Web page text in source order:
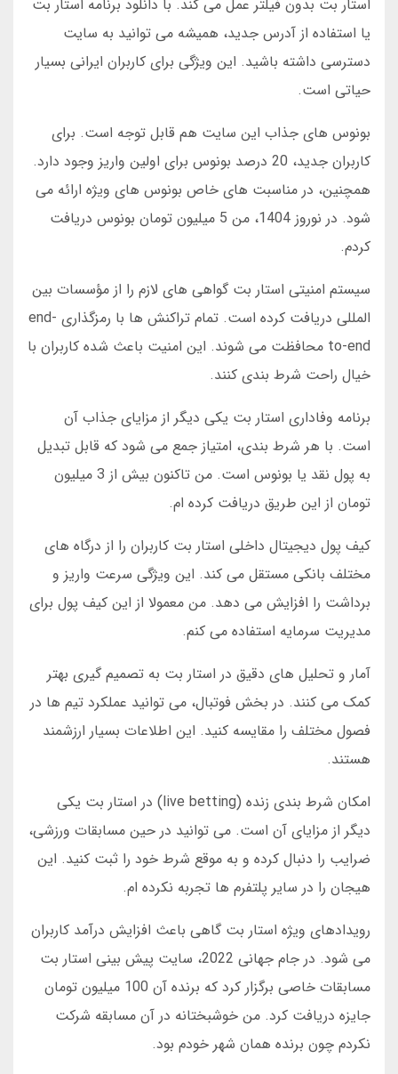
استار بت بدون فیلتر عمل می کند. با دانلود برنامه استار بت
یا استفاده از آدرس جدید، همیشه می توانید به سایت
دسترسی داشته باشید. این ویژگی برای کاربران ایرانی بسیار
حیاتی است.
بونوس های جذاب این سایت هم قابل توجه است. برای
کاربران جدید، 20 درصد بونوس برای اولین واریز وجود دارد.
همچنین، در مناسبت های خاص بونوس های ویژه ارائه می
شود. در نوروز 1404، من 5 میلیون تومان بونوس دریافت
کردم.
سیستم امنیتی استار بت گواهی های لازم را از مؤسسات بین
المللی دریافت کرده است. تمام تراکنش ها با رمزگذاری end-
to-end محافظت می شوند. این امنیت باعث شده کاربران با
خیال راحت شرط بندی کنند.
برنامه وفاداری استار بت یکی دیگر از مزایای جذاب آن
است. با هر شرط بندی، امتیاز جمع می شود که قابل تبدیل
به پول نقد یا بونوس است. من تاکنون بیش از 3 میلیون
تومان از این طریق دریافت کرده ام.
کیف پول دیجیتال داخلی استار بت کاربران را از درگاه های
مختلف بانکی مستقل می کند. این ویژگی سرعت واریز و
برداشت را افزایش می دهد. من معمولا از این کیف پول برای
مدیریت سرمایه استفاده می کنم.
آمار و تحلیل های دقیق در استار بت به تصمیم گیری بهتر
کمک می کنند. در بخش فوتبال، می توانید عملکرد تیم ها در
فصول مختلف را مقایسه کنید. این اطلاعات بسیار ارزشمند
هستند.
امکان شرط بندی زنده (live betting) در استار بت یکی
دیگر از مزایای آن است. می توانید در حین مسابقات ورزشی،
ضرایب را دنبال کرده و به موقع شرط خود را ثبت کنید. این
هیجان را در سایر پلتفرم ها تجربه نکرده ام.
رویدادهای ویژه استار بت گاهی باعث افزایش درآمد کاربران
می شود. در جام جهانی 2022، سایت پیش بینی استار بت
مسابقات خاصی برگزار کرد که برنده آن 100 میلیون تومان
جایزه دریافت کرد. من خوشبختانه در آن مسابقه شرکت
نکردم چون برنده همان شهر خودم بود.